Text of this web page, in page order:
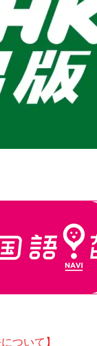
ついて】